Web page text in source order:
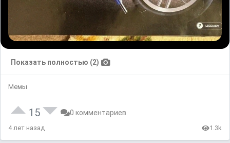
Показать полностью (2)
Мемы
15 0 комментариев
4 лет назад 1.3k